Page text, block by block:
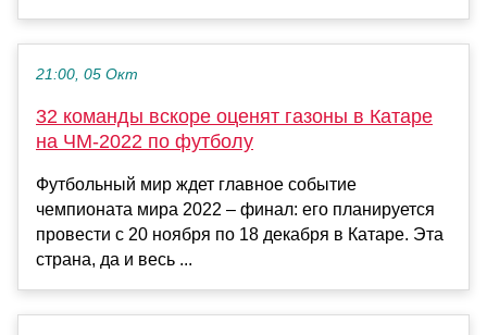
21:00, 05 Окт
32 команды вскоре оценят газоны в Катаре
на ЧМ-2022 по футболу
Футбольный мир ждет главное событие
чемпионата мира 2022 – финал: его планируется
провести с 20 ноября по 18 декабря в Катаре. Эта
страна, да и весь ...